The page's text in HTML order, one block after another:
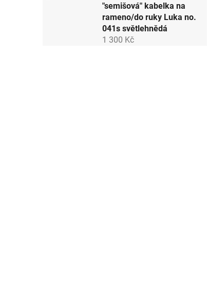
"semišová" kabelka na
rameno/do ruky Luka no.
041s světlehnědá
1 300 Kč